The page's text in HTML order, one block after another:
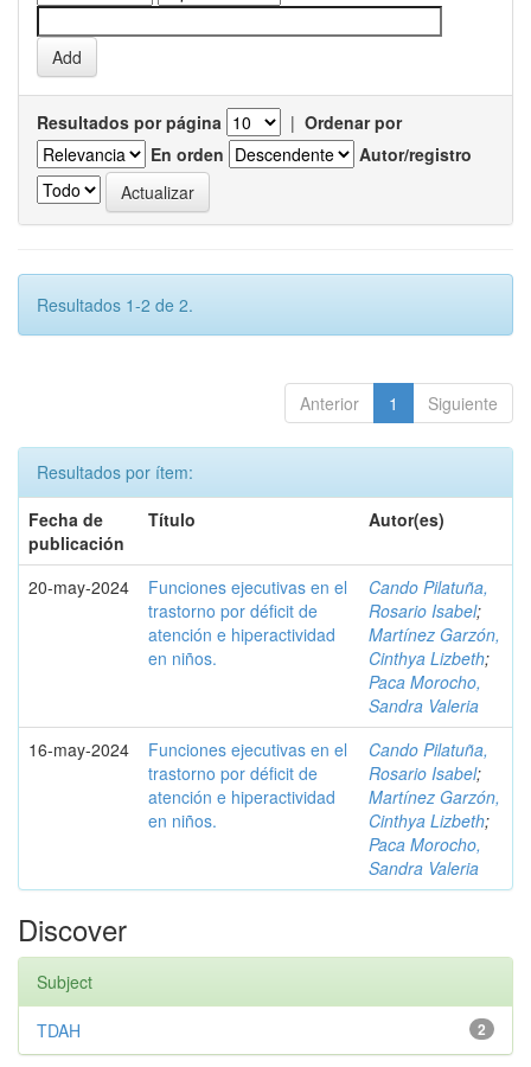
Resultados por página | Ordenar por
En orden
Autor/registro
Resultados 1-2 de 2.
Anterior 1 Siguiente
Resultados por ítem:
Fecha de
publicación
Título Autor(es)
20-may-2024
Funciones ejecutivas en el
trastorno por déficit de
atención e hiperactividad
en niños.
Cando Pilatuña,
Rosario Isabel;
Martínez Garzón,
Cinthya Lizbeth;
Paca Morocho,
Sandra Valeria
16-may-2024
Funciones ejecutivas en el
trastorno por déficit de
atención e hiperactividad
en niños.
Cando Pilatuña,
Rosario Isabel;
Martínez Garzón,
Cinthya Lizbeth;
Paca Morocho,
Sandra Valeria
Discover
Subject
2
TDAH